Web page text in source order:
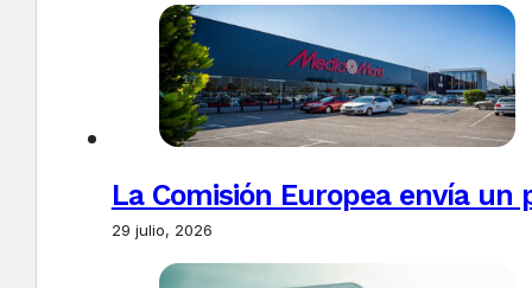
La Comisión Europea envía un
29 julio, 2026